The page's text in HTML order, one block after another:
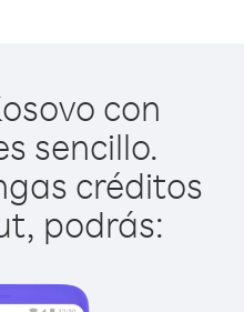
con
sencillo.
créditos
podrás: